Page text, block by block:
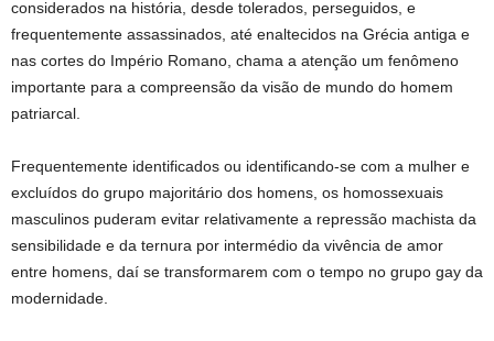
considerados na história, desde tolerados, perseguidos, e
frequentemente assassinados, até enaltecidos na Grécia antiga e
nas cortes do Império Romano, chama a atenção um fenômeno
importante para a compreensão da visão de mundo do homem
patriarcal.
Frequentemente identificados ou identificando-se com a mulher e
excluídos do grupo majoritário dos homens, os homossexuais
masculinos puderam evitar relativamente a repressão machista da
sensibilidade e da ternura por intermédio da vivência de amor
entre homens, daí se transformarem com o tempo no grupo gay da
modernidade.